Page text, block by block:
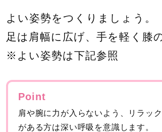
よい姿勢をつくりましょう。
足は肩幅に広げ、手を軽く膝
※よい姿勢は下記参照
Point
肩や腕に力が入らないよう、リラッ
がある方は深い呼吸を意識します。